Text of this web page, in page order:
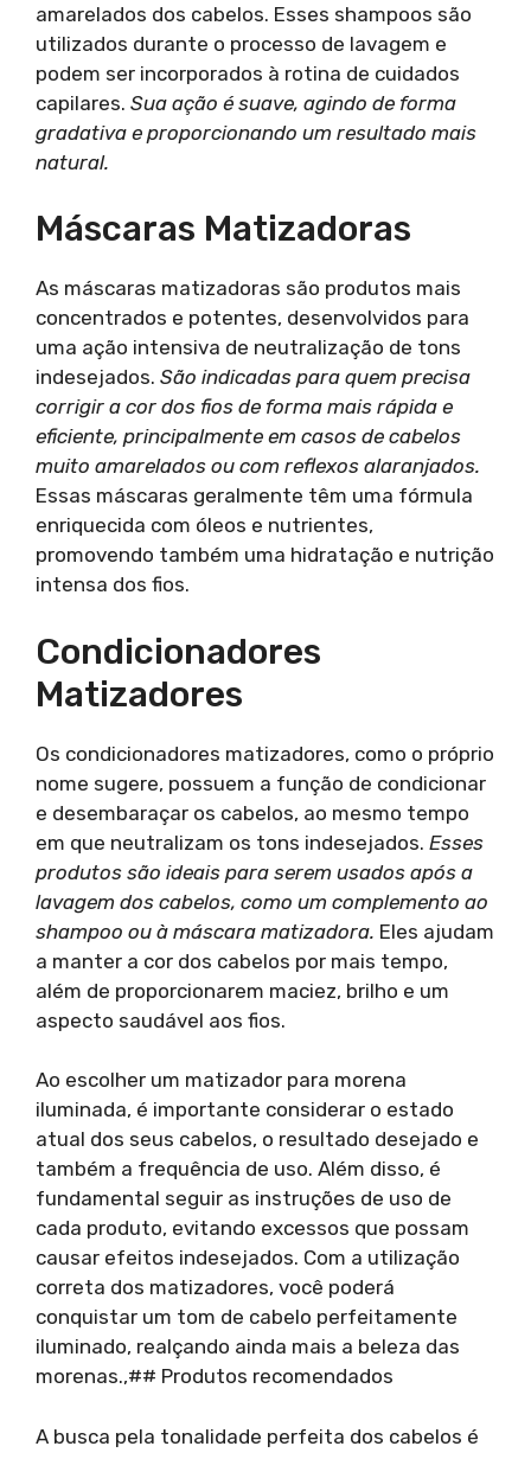
amarelados dos cabelos. Esses shampoos são
utilizados durante o processo de lavagem e
podem ser incorporados à rotina de cuidados
capilares. Sua ação é suave, agindo de forma
gradativa e proporcionando um resultado mais
natural.
Máscaras Matizadoras
As máscaras matizadoras são produtos mais
concentrados e potentes, desenvolvidos para
uma ação intensiva de neutralização de tons
indesejados. São indicadas para quem precisa
corrigir a cor dos fios de forma mais rápida e
eficiente, principalmente em casos de cabelos
muito amarelados ou com reflexos alaranjados.
Essas máscaras geralmente têm uma fórmula
enriquecida com óleos e nutrientes,
promovendo também uma hidratação e nutrição
intensa dos fios.
Condicionadores
Matizadores
Os condicionadores matizadores, como o próprio
nome sugere, possuem a função de condicionar
e desembaraçar os cabelos, ao mesmo tempo
em que neutralizam os tons indesejados. Esses
produtos são ideais para serem usados após a
lavagem dos cabelos, como um complemento ao
shampoo ou à máscara matizadora. Eles ajudam
a manter a cor dos cabelos por mais tempo,
além de proporcionarem maciez, brilho e um
aspecto saudável aos fios.
Ao escolher um matizador para morena
iluminada, é importante considerar o estado
atual dos seus cabelos, o resultado desejado e
também a frequência de uso. Além disso, é
fundamental seguir as instruções de uso de
cada produto, evitando excessos que possam
causar efeitos indesejados. Com a utilização
correta dos matizadores, você poderá
conquistar um tom de cabelo perfeitamente
iluminado, realçando ainda mais a beleza das
morenas.,## Produtos recomendados
A busca pela tonalidade perfeita dos cabelos é